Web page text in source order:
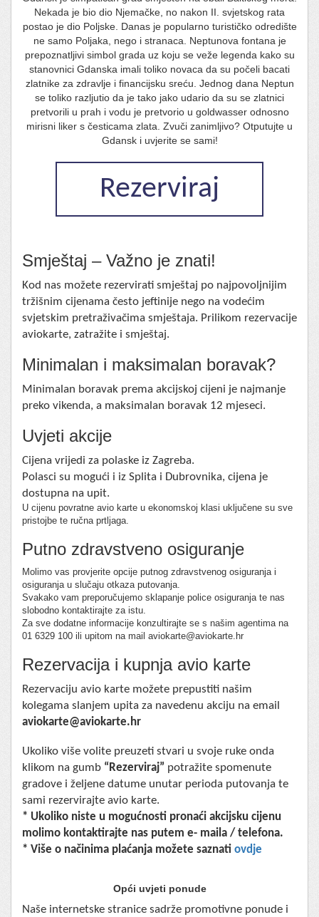
Nekada je bio dio Njemačke, no nakon II. svjetskog rata
postao je dio Poljske. Danas je popularno turističko odredište
ne samo Poljaka, nego i stranaca. Neptunova fontana je
prepoznatljivi simbol grada uz koju se veže legenda kako su
stanovnici Gdanska imali toliko novaca da su počeli bacati
zlatnike za zdravlje i financijsku sreću. Jednog dana Neptun
se toliko razljutio da je tako jako udario da su se zlatnici
pretvorili u prah i vodu je pretvorio u goldwasser odnosno
mirisni liker s česticama zlata. Zvuči zanimljivo? Otputujte u
Gdansk i uvjerite se sami!
Rezerviraj
Smještaj – Važno je znati!
Kod nas možete rezervirati smještaj po najpovoljnijim
tržišnim cijenama često jeftinije nego na vodećim
svjetskim pretraživačima smještaja. Prilikom rezervacije
aviokarte, zatražite i smještaj.
Minimalan i maksimalan boravak?
Minimalan boravak prema akcijskoj cijeni je najmanje
preko vikenda, a maksimalan boravak 12 mjeseci.
Uvjeti akcije
Cijena vrijedi za polaske iz Zagreba.
Polasci su mogući i iz Splita i Dubrovnika, cijena je
dostupna na upit.
U cijenu povratne avio karte u ekonomskoj klasi uključene su sve
pristojbe te ručna prtljaga.
Putno zdravstveno osiguranje
Molimo vas provjerite opcije putnog zdravstvenog osiguranja i
osiguranja u slučaju otkaza putovanja.
Svakako vam preporučujemo sklapanje police osiguranja te nas
slobodno kontaktirajte za istu.
Za sve dodatne informacije konzultirajte se s našim agentima na
01 6329 100 ili upitom na mail aviokarte@aviokarte.hr
Rezervacija i kupnja avio karte
Rezervaciju avio karte možete prepustiti našim
kolegama slanjem upita za navedenu akciju na email
aviokarte@aviokarte.hr
Ukoliko više volite preuzeti stvari u svoje ruke onda
klikom na gumb “Rezerviraj” potražite spomenute
gradove i željene datume unutar perioda putovanja te
sami rezervirajte avio karte.
* Ukoliko niste u mogućnosti pronaći akcijsku cijenu
molimo kontaktirajte nas putem e- maila / telefona.
* Više o načinima plaćanja možete saznati ovdje
Opći uvjeti ponude
Naše internetske stranice sadrže promotivne ponude i